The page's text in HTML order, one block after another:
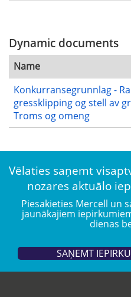
Dynamic documents
Name
Konkurransegrunnlag -
gressklipping og stell av
Troms og omeng
Vēlaties saņemt
nozares aktuālo
Piesakieties Mercell un
jaunākajiem
dienas
SAŅEMT